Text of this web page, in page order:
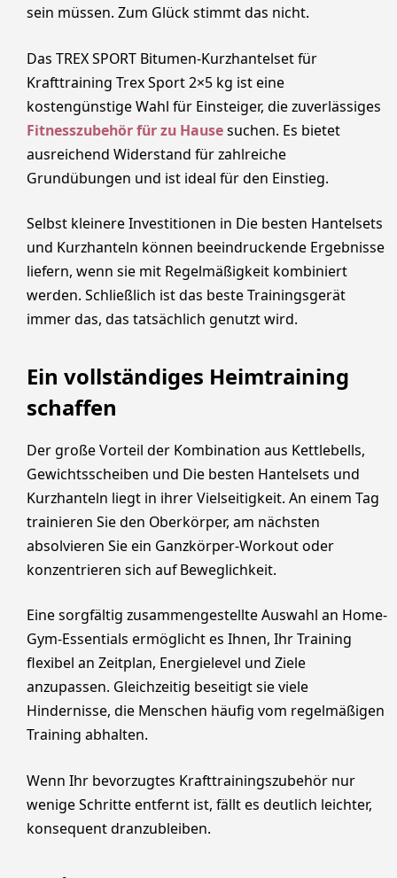
sein müssen. Zum Glück stimmt das nicht.
Das TREX SPORT Bitumen-Kurzhantelset für
Krafttraining Trex Sport 2×5 kg ist eine
kostengünstige Wahl für Einsteiger, die zuverlässiges
Fitnesszubehör für zu Hausesuchen. Es bietet
ausreichend Widerstand für zahlreiche
Grundübungen und ist ideal für den Einstieg.
Selbst kleinere Investitionen in Die besten Hantelsets
und Kurzhanteln können beeindruckende Ergebnisse
liefern, wenn sie mit Regelmäßigkeit kombiniert
werden. Schließlich ist das beste Trainingsgerät
immer das, das tatsächlich genutzt wird.
Ein vollständiges Heimtraining
schaffen
Der große Vorteil der Kombination aus Kettlebells,
Gewichtsscheiben und Die besten Hantelsets und
Kurzhanteln liegt in ihrer Vielseitigkeit. An einem Tag
trainieren Sie den Oberkörper, am nächsten
absolvieren Sie ein Ganzkörper-Workout oder
konzentrieren sich auf Beweglichkeit.
Eine sorgfältig zusammengestellte Auswahl an Home-
Gym-Essentials ermöglicht es Ihnen, Ihr Training
flexibel an Zeitplan, Energielevel und Ziele
anzupassen. Gleichzeitig beseitigt sie viele
Hindernisse, die Menschen häufig vom regelmäßigen
Training abhalten.
Wenn Ihr bevorzugtes Krafttrainingszubehör nur
wenige Schritte entfernt ist, fällt es deutlich leichter,
konsequent dranzubleiben.